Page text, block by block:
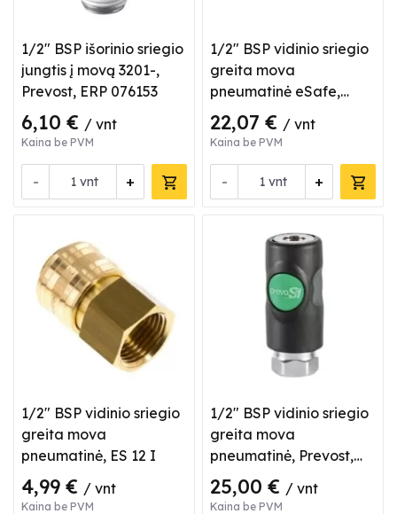
1/2" BSP išorinio sriegio
jungtis į movą 3201-,
Prevost, ERP 076153
6,10 € / vnt
Kaina be PVM
- +
vnt
1/2" BSP vidinio sriegio
greita mova
pneumatinė eSafe,
Cejn, 3202205
22,07 € / vnt
Kaina be PVM
- +
vnt
1/2" BSP vidinio sriegio
greita mova
pneumatinė, ES 12 I
4,99 € / vnt
Kaina be PVM
1/2" BSP vidinio sriegio
greita mova
pneumatinė, Prevost,
ESI 071103
25,00 € / vnt
Kaina be PVM